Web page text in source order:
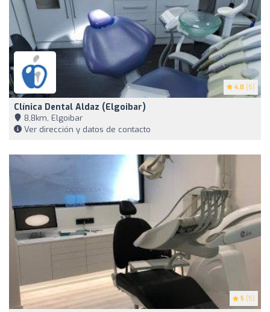
4.8 (5)
Clínica Dental Aldaz (Elgoibar)
8,8km, Elgoibar
Ver dirección y datos de contacto
5 (5)